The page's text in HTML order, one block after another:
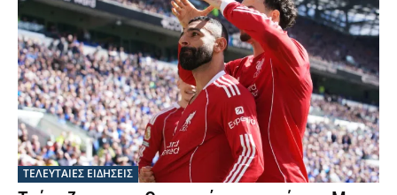
ΤΕΛΕΥΤΑΙΕΣ ΕΙΔΗΣΕΙΣ